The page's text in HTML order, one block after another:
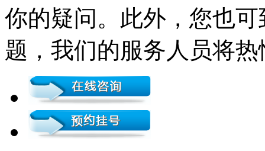
你的疑问。此外，您也
题，我们的服务人员将